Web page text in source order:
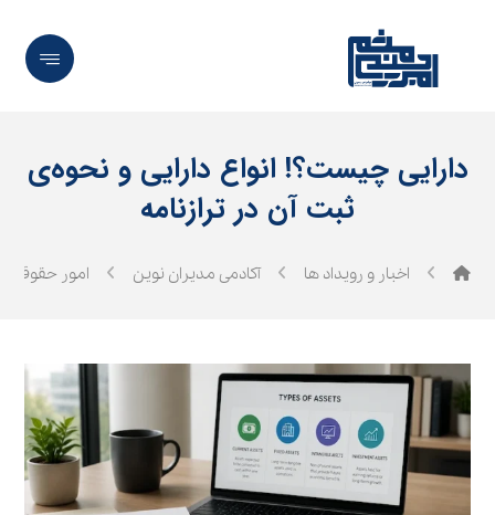
دارایی چیست؟! انواع دارایی و نحوه‌ی
ثبت آن در ترازنامه
اخبار و رویداد ها آکادمی مدیران نوین امور حقوقی و